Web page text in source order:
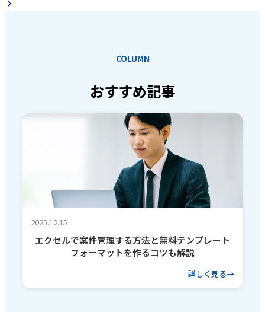
COLUMN
おすすめ記事
2025.12.15
エクセルで案件管理する方法と無料テンプレート
フォーマットを作るコツも解説
詳しく見る